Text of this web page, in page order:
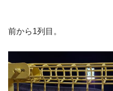
前から1列目。